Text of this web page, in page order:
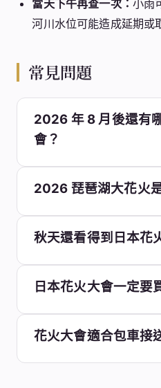
當天下午再查一次： 小雨
河川水位可能造成延期或
常見問題
2026 年 8 月後還有
會？
2026 琵琶湖大花火
秋天還看得到日本花
日本花火大會一定要
花火大會適合包車接